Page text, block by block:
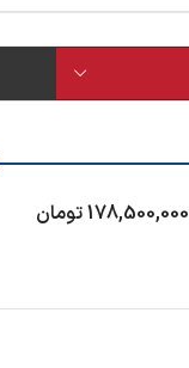
178,500,000 تومان